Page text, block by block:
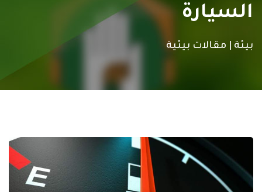
السيارة
بيئة | مقالات بيئية